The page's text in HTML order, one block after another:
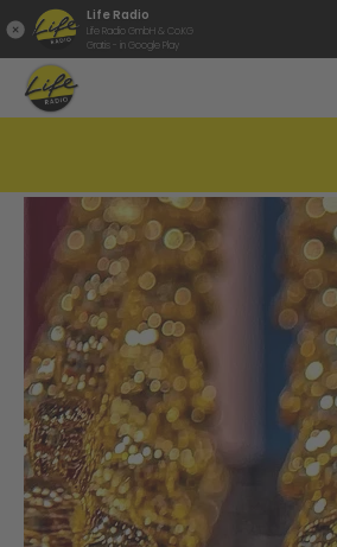
Life Radio
Life Radio GmbH & Co.KG
Gratis - in Google Play